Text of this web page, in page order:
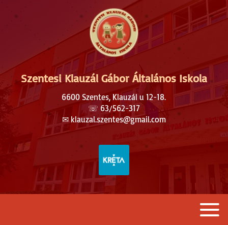
Szentesi Klauzál Gábor Általános Iskola
6600 Szentes, Klauzál u 12-18.
☏ 63/562-317
✉︎klauzal.szentes@gmail.com